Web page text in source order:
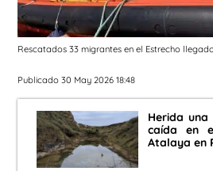
Rescatados 33 migrantes en el Estrecho
Publicado 30 May 2026 18:48
Herida
caída en
Atalaya en